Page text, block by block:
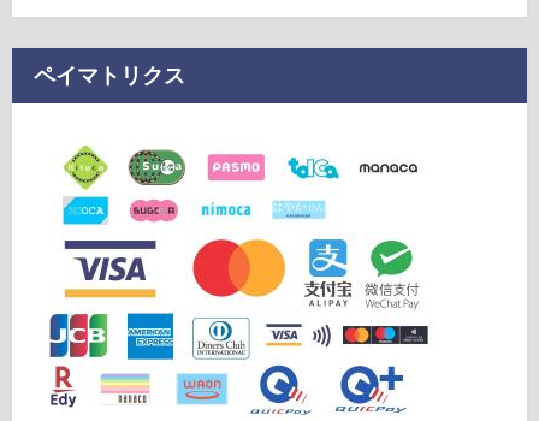
ペイマトリクス